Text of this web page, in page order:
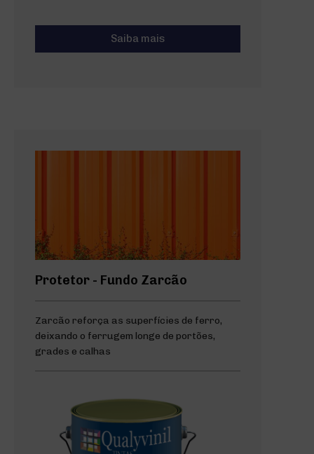
Saiba mais
Protetor - Fundo Zarcão
Zarcão reforça as superfícies de ferro,
deixando o ferrugem longe de portões,
grades e calhas